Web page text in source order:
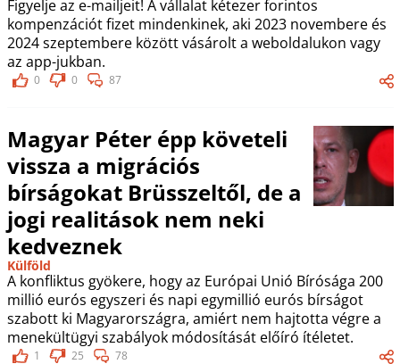
Figyelje az e-mailjeit! A vállalat kétezer forintos
kompenzációt fizet mindenkinek, aki 2023 novembere és
2024 szeptembere között vásárolt a weboldalukon vagy
az app-jukban.
0 0 87
Magyar Péter épp követeli
vissza a migrációs
bírságokat Brüsszeltől, de a
jogi realitások nem neki
kedveznek
Külföld
A konfliktus gyökere, hogy az Európai Unió Bírósága 200
millió eurós egyszeri és napi egymillió eurós bírságot
szabott ki Magyarországra, amiért nem hajtotta végre a
menekültügyi szabályok módosítását előíró ítéletet.
1 25 78